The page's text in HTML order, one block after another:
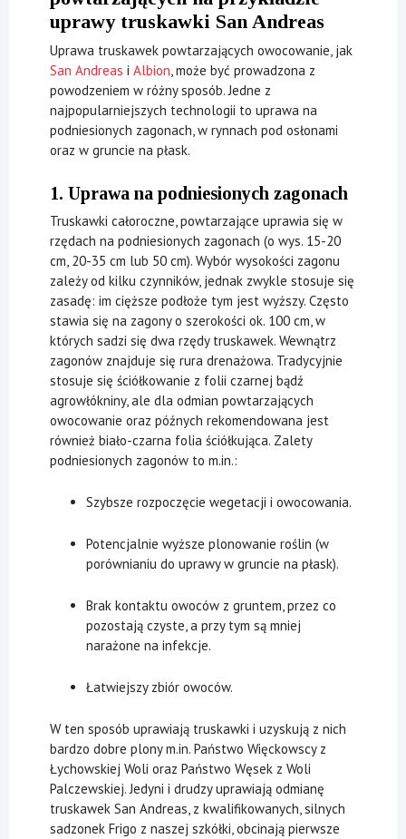
uprawy truskawki San Andreas
Uprawa truskawek powtarzających owocowanie, jak
San Andreas i Albion, może być prowadzona z
powodzeniem w różny sposób. Jedne z
najpopularniejszych technologii to uprawa na
podniesionych zagonach, w rynnach pod osłonami
oraz w gruncie na płask.
1. Uprawa na podniesionych zagonach
Truskawki całoroczne, powtarzające uprawia się w
rzędach na podniesionych zagonach (o wys. 15-20
cm, 20-35 cm lub 50 cm). Wybór wysokości zagonu
zależy od kilku czynników, jednak zwykle stosuje się
zasadę: im cięższe podłoże tym jest wyższy. Często
stawia się na zagony o szerokości ok. 100 cm, w
których sadzi się dwa rzędy truskawek. Wewnątrz
zagonów znajduje się rura drenażowa. Tradycyjnie
stosuje się ściółkowanie z folii czarnej bądź
agrowłókniny, ale dla odmian powtarzających
owocowanie oraz późnych rekomendowana jest
również biało-czarna folia ściółkująca. Zalety
podniesionych zagonów to m.in.:
Szybsze rozpoczęcie wegetacji i owocowania.
Potencjalnie wyższe plonowanie roślin (w
porównianiu do uprawy w gruncie na płask).
Brak kontaktu owoców z gruntem, przez co
pozostają czyste, a przy tym są mniej
narażone na infekcje.
Łatwiejszy zbiór owoców.
W ten sposób uprawiają truskawki i uzyskują z nich
bardzo dobre plony m.in. Państwo Więckowscy z
Łychowskiej Woli oraz Państwo Węsek z Woli
Palczewskiej. Jedyni i drudzy uprawiają odmianę
truskawek San Andreas, z kwalifikowanych, silnych
sadzonek Frigo z naszej szkółki, obcinają pierwsze